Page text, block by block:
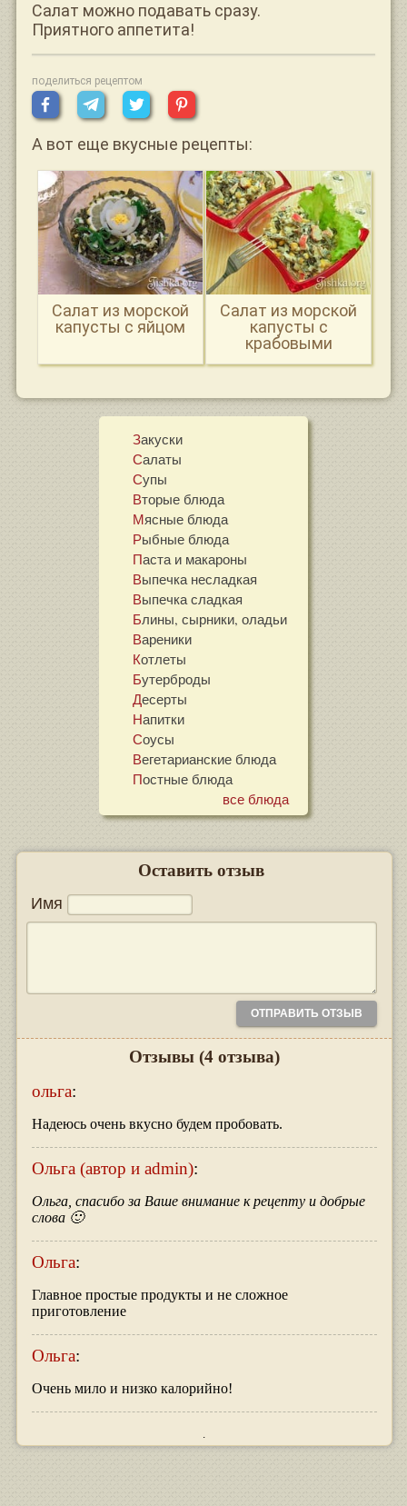
Салат можно подавать сразу.
Приятного аппетита!
поделиться рецептом
А вот еще вкусные рецепты:
Салат из морской
капусты с яйцом
Салат из морской
капусты с
крабовыми
палочками
Закуски
Салаты
Супы
Вторые блюда
Мясные блюда
Рыбные блюда
Паста и макароны
Выпечка несладкая
Выпечка сладкая
Блины, сырники, оладьи
Вареники
Котлеты
Бутерброды
Десерты
Напитки
Соусы
Вегетарианские блюда
Постные блюда
все блюда
Оставить отзыв
Имя
Отзывы (4 отзыва)
ольга:
Надеюсь очень вкусно будем пробовать.
Ольга (автор и admin):
Ольга, спасибо за Ваше внимание к рецепту и добрые
слова 🙂
Ольга:
Главное простые продукты и не сложное
приготовление
Ольга:
Очень мило и низко калорийно!